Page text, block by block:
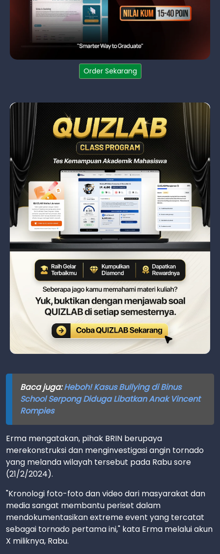
Order Sekarang
Baca juga:Heboh! Kasus Bullying di Binus
School Serpong Diduga Libatkan Anak Vincent
Rompies
Erma mengatakan, pihak BRIN berupaya
merekonstruksi dan menginvestigasi angin tornado
yang melanda wilayah tersebut pada Rabu sore
(21/2/2024).
"Kronologi foto-foto dan video dari masyarakat dan
media sangat membantu periset dalam
mendokumentasikan extreme event yang tercatat
sebagai tornado pertama ini," kata Erma melalui akun
X miliknya, Rabu.